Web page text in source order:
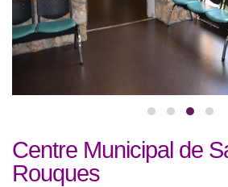
Centre Municipal de
Rouques